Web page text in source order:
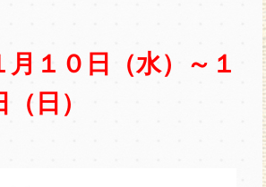
月１０日（水）～１
日）